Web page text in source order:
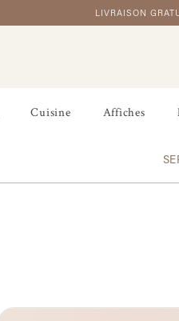
LIVRAISON
Cuisine Affiches